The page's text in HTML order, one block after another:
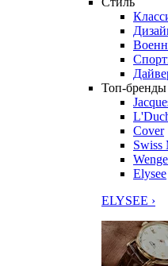
Топ-бренды
Cover
Swiss
Elysee
ELYSEE ›